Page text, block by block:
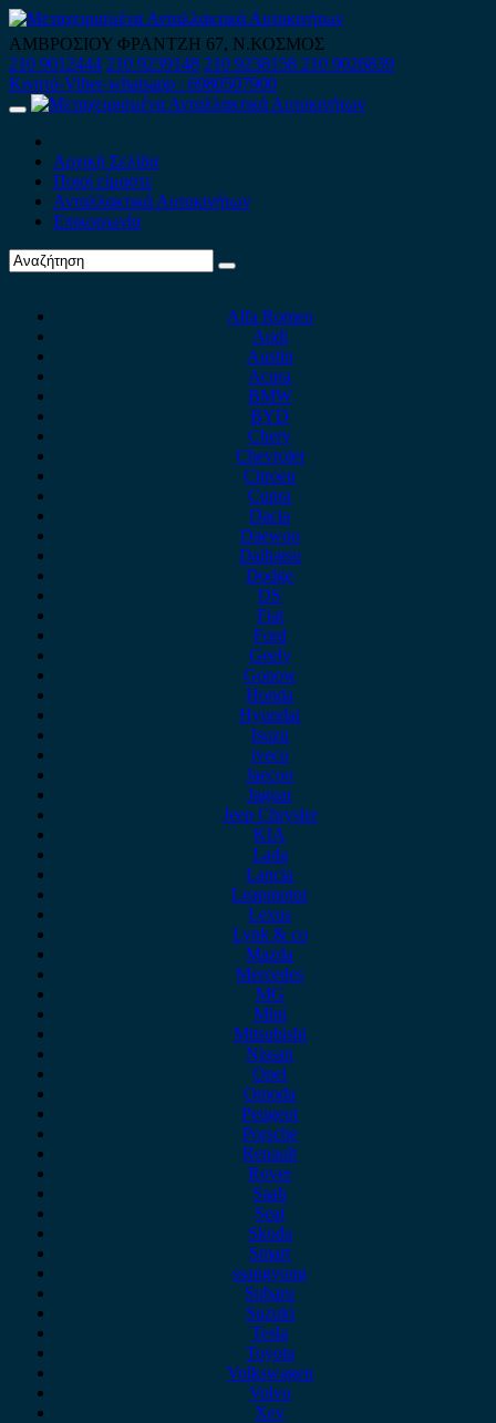
Skip
to
content
ΑΜΒΡΟΣΙΟΥ ΦΡΑΝΤΖΗ 67, Ν.ΚΟΣΜΟΣ
210 9012444 210 9239148 210 9238158 210 9026839
Κινητό-Viber-whatsapp : 6980507900
Primary
Αρχική Σελίδα
Ποιοί είμαστε
Ανταλλακτικά Αυτοκινήτων
Επικοινωνία
Alfa Romeo
Audi
Austin
Acura
BMW
BYD
Chery
Chevrolet
Citroen
Cupra
Dacia
Daewoo
Daihatsu
Dodge
DS
Fiat
Ford
Geely
Gonow
Honda
Hyundai
Isuzu
iveco
Jaecoo
Jaguar
Jeep Chrysler
KIA
Lada
Lancia
Leapmotor
Lexus
Lynk & co
Mazda
Mercedes
MG
Mini
Mitsubishi
Nissan
Opel
Omoda
Peugeot
Porsche
Renault
Rover
Saab
Seat
Skoda
Smart
ssangyong
Subaru
Suzuki
Tesla
Toyota
Volkswagen
Volvo
Xev